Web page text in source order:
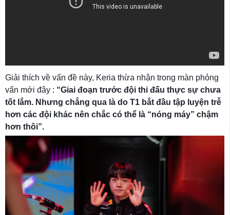
Giải thích về vấn đề này, Keria thừa nhận trong màn phỏng
vấn mới đây : “Giai đoạn trước đội thi đấu thực sự chưa
tốt lắm. Nhưng chẳng qua là do T1 bắt đầu tập luyện trễ
hơn các đội khác nên chắc có thể là “nóng máy” chậm
hơn thôi”.